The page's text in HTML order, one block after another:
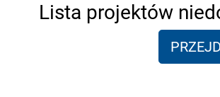
Lista projektów